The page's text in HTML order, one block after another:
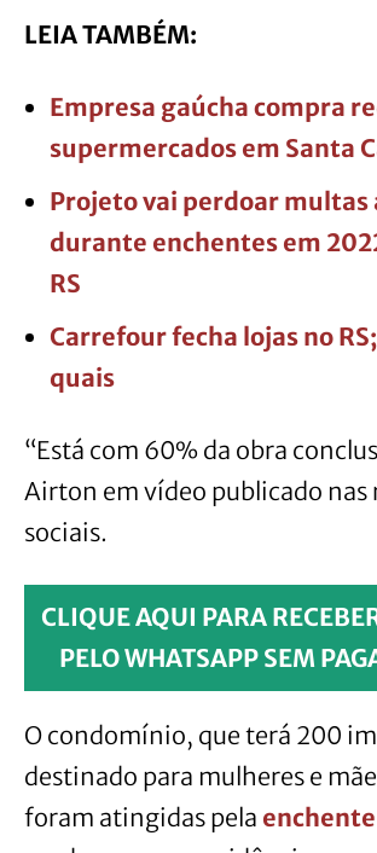
LEIA TAMBÉM:
Empresa gaúcha compra
supermercados em Santa
Projeto vai perdoar multas
durante enchentes em
RS
Carrefour fecha lojas no
quais
“Está com 60% da obra
Airton em vídeo publicado nas
sociais.
CLIQUE AQUI PARA
PELO WHATSAPP SEM
O condomínio, que terá 200
destinado para mulheres e
foram atingidas pela